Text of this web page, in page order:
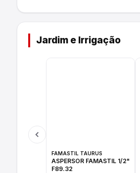
Jardim e Irrigação
FAMASTIL TAURUS
ASPERSOR FAMASTIL 1/2"
F89.32